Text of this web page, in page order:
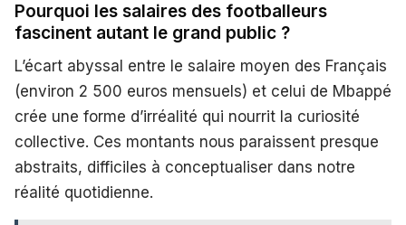
Pourquoi les salaires des footballeurs
fascinent autant le grand public ?
L’écart abyssal entre le salaire moyen des Français
(environ 2 500 euros mensuels) et celui de Mbappé
crée une forme d’irréalité qui nourrit la curiosité
collective. Ces montants nous paraissent presque
abstraits, difficiles à conceptualiser dans notre
réalité quotidienne.